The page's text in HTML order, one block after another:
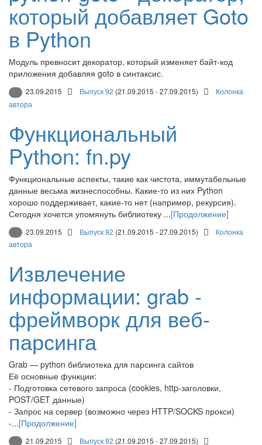
который добавляет Goto
в Python
Модуль превносит декоратор, который изменяет байт-код
приложения добавляя goto в синтаксис.
23.09.2015 Выпуск 92 (21.09.2015 - 27.09.2015)
Колонка
автора
Функциональный
Python: fn.py
Функциональные аспекты, такие как чистота, иммутабельные
данные весьма жизнеспособны. Какие-то из них Python
хорошо поддерживает, какие-то нет (например, рекурсия).
Сегодня хочется упомянуть библиотеку ...[Продолжение]
23.09.2015 Выпуск 92 (21.09.2015 - 27.09.2015)
Колонка
автора
Извлечение
информации: grab -
фреймворк для веб-
парсинга
Grab — python библиотека для парсинга сайтов
Её основные функции:
- Подготовка сетевого запроса (cookies, http-заголовки,
POST/GET данные)
- Запрос на сервер (возможно через HTTP/SOCKS прокси)
-...[Продолжение]
21.09.2015 Выпуск 92 (21.09.2015 - 27.09.2015)